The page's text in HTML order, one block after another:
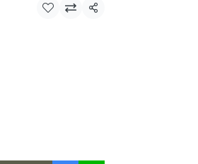
Share